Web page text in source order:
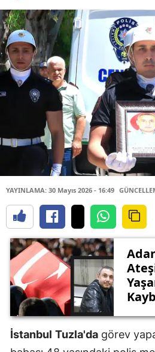
YAYINLAMA: 30 Mayıs 2026 - 16:49
İstanbul Tuzla'da görev